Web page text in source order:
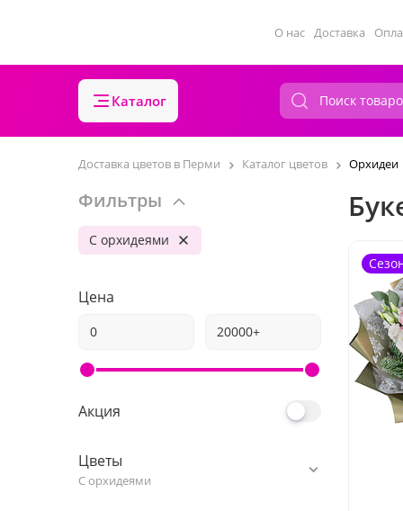
О нас Доставка
Каталог
Доставка цветов в Перми Каталог цветов Орхидеи
Фильтры
С орхидеями
Цена
Акция
Цветы
С орхидеями